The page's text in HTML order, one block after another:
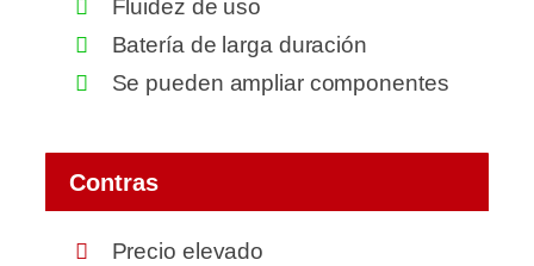
Fluidez de uso
Batería de larga duración
Se pueden ampliar componentes
Contras
Precio elevado